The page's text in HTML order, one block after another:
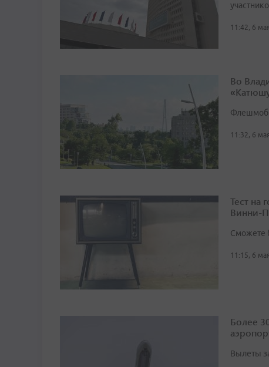
11:42, 6
Во
Флешмоб
11:32, 6
Тест на
Винни-
Сможете
11:15, 6
Более
Вылеты